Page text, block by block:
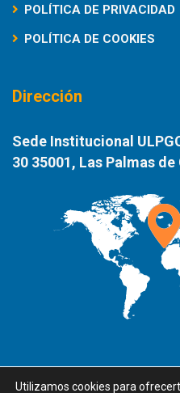
POLÍTICA DE PRIVACIDAD
POLÍTICA DE COOKIES
Dirección
Sede Institucional
30 35001, Las Palmas
Utilizamos cookies para